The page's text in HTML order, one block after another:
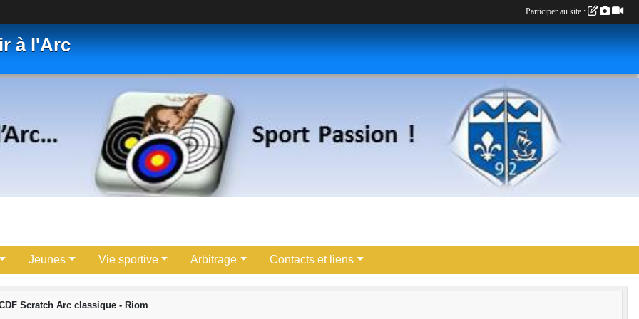
à l'Arc
Jeunes Vie sportive Arbitrage Contacts et liens
Scratch Arc classique - Riom
Participer au site :